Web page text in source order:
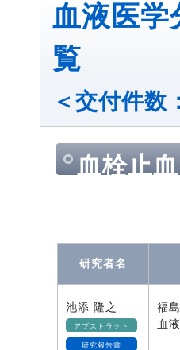
血液医
覧
＜交付件数
血栓止
研究者名
池添 隆之
アブストラクト
研究報告書
福
血